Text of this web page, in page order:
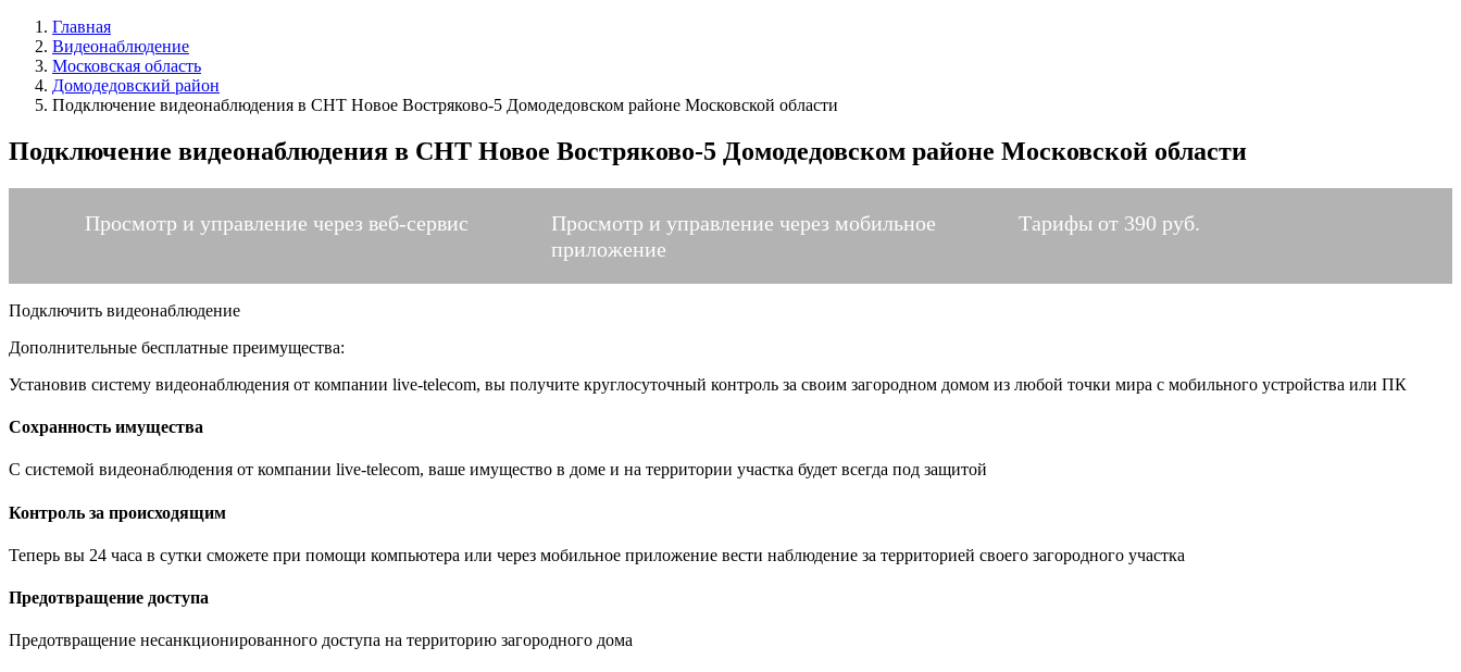
Главная
Видеонаблюдение
Московская область
Домодедовский район
Подключение видеонаблюдения в СНТ Новое Востряково-5 Домодедовском районе Московской области
Подключение видеонаблюдения в СНТ Новое Востряково-5 Домодедовском районе Московской области
Просмотр и управление через веб-сервис
Просмотр и управление через мобильное
приложение
Тарифы от 390 руб.
Подключить видеонаблюдение
Дополнительные бесплатные преимущества:
Установив систему видеонаблюдения от компании live-telecom, вы получите круглосуточный контроль за своим загородном домом из любой точки мира с мобильного устройства или ПК
Сохранность имущества
С системой видеонаблюдения от компании live-telecom, ваше имущество в доме и на территории участка будет всегда под защитой
Контроль за происходящим
Теперь вы 24 часа в сутки сможете при помощи компьютера или через мобильное приложение вести наблюдение за территорией своего загородного участка
Предотвращение доступа
Предотвращение несанкционированного доступа на территорию загородного дома